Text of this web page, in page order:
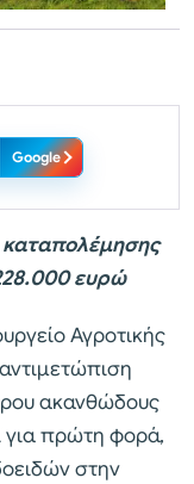
Google
ευρώ
Αγροτικής
ακανθώδους
για πρώτη φορά,
στην